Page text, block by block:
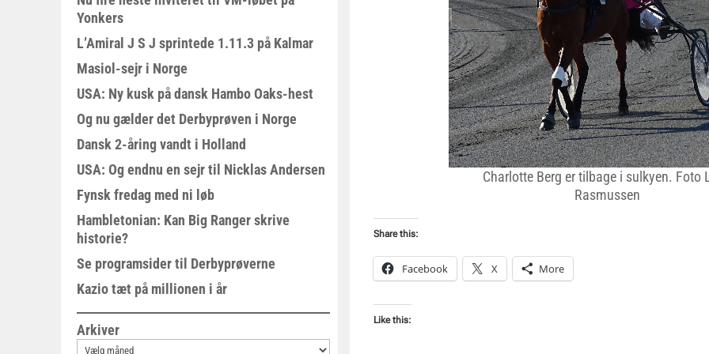
Yonkers
L’Amiral J S J sprintede 1.11.3 på Kalmar
Masiol-sejr i Norge
USA: Ny kusk på dansk Hambo Oaks-hest
Og nu gælder det Derbyprøven i Norge
Dansk 2-åring vandt i Holland
USA: Og endnu en sejr til Nicklas Andersen
Fynsk fredag med ni løb
Hambletonian: Kan Big Ranger skrive
historie?
Se programsider til Derbyprøverne
Kazio tæt på millionen i år
Arkiver
Charlotte Berg er tilbage i sulkyen. Foto
Rasmussen
Share this:
Facebook X More
Like this: